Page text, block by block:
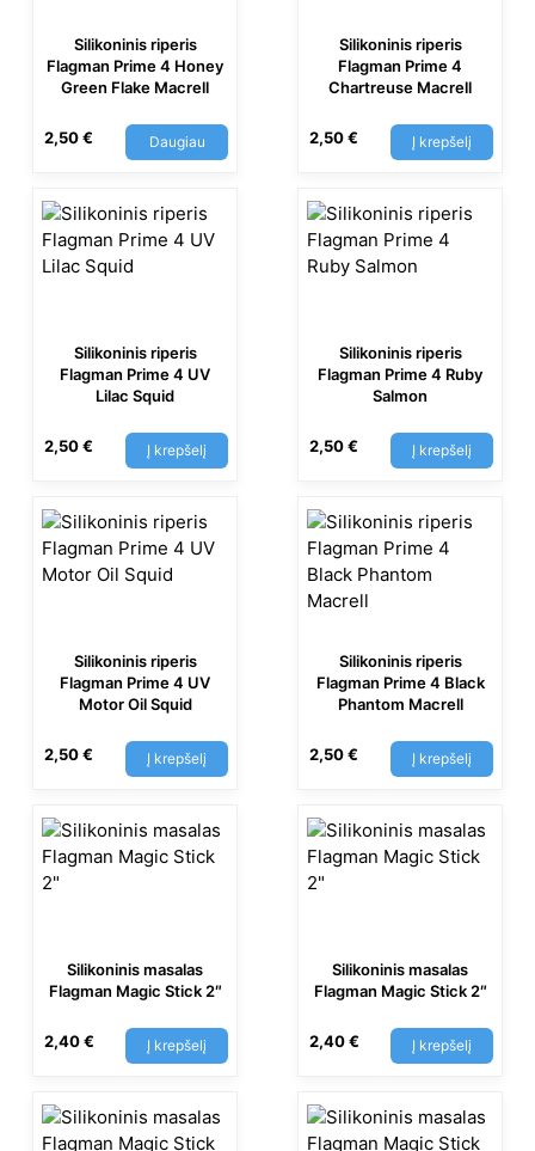
Silikoninis riperis
Flagman Prime 4 Honey
Green Flake Macrell
2,50€ Daugiau
Silikoninis riperis
Flagman Prime 4
Chartreuse Macrell
2,50€ Į krepšelį
Silikoninis riperis
Flagman Prime 4 UV
Lilac Squid
2,50€ Į krepšelį
Silikoninis riperis
Flagman Prime 4 Ruby
Salmon
2,50€ Į krepšelį
Silikoninis riperis
Flagman Prime 4 UV
Motor Oil Squid
2,50€ Į krepšelį
Silikoninis riperis
Flagman Prime 4 Black
Phantom Macrell
2,50€ Į krepšelį
Silikoninis masalas
Flagman Magic Stick 2″
2,40€ Į krepšelį
Silikoninis masalas
Flagman Magic Stick 2″
2,40€ Į krepšelį